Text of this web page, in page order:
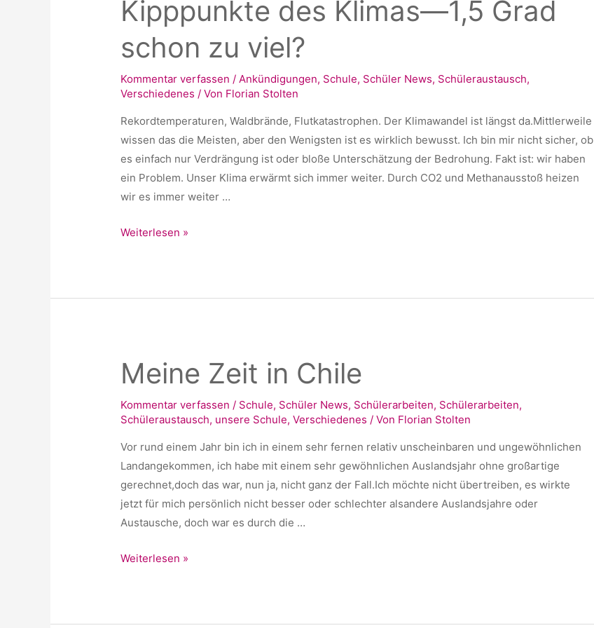
Kipppunkte des Klimas—1,5 Grad
schon zu viel?
Kommentar verfassen /Ankündigungen, Schule, Schüler News, Schüleraustausch,
Verschiedenes / Von Florian Stolten
Rekordtemperaturen, Waldbrände, Flutkatastrophen. Der Klimawandel ist längst da.Mittlerweile
wissen das die Meisten, aber den Wenigsten ist es wirklich bewusst. Ich bin mir nicht sicher, ob
es einfach nur Verdrängung ist oder bloße Unterschätzung der Bedrohung. Fakt ist: wir haben
ein Problem. Unser Klima erwärmt sich immer weiter. Durch CO2 und Methanausstoß heizen
wir es immer weiter …
Kipppunkte
zu
viel?
Weiterlesen »
Meine Zeit in Chile
Kommentar verfassen / Schule, Schüler News, Schülerarbeiten, Schülerarbeiten,
Schüleraustausch, unsere Schule,Verschiedenes / Von Florian Stolten
Vor rund einem Jahr bin ich in einem sehr fernen relativ unscheinbaren und ungewöhnlichen
Landangekommen, ich habe mit einem sehr gewöhnlichen Auslandsjahr ohne großartige
gerechnet,doch das war, nun ja, nicht ganz der Fall.Ich möchte nicht übertreiben, es wirkte
jetzt für mich persönlich nicht besser oder schlechter alsandere Auslandsjahre oder
Austausche, doch war es durch die …
Meine
Weiterlesen »